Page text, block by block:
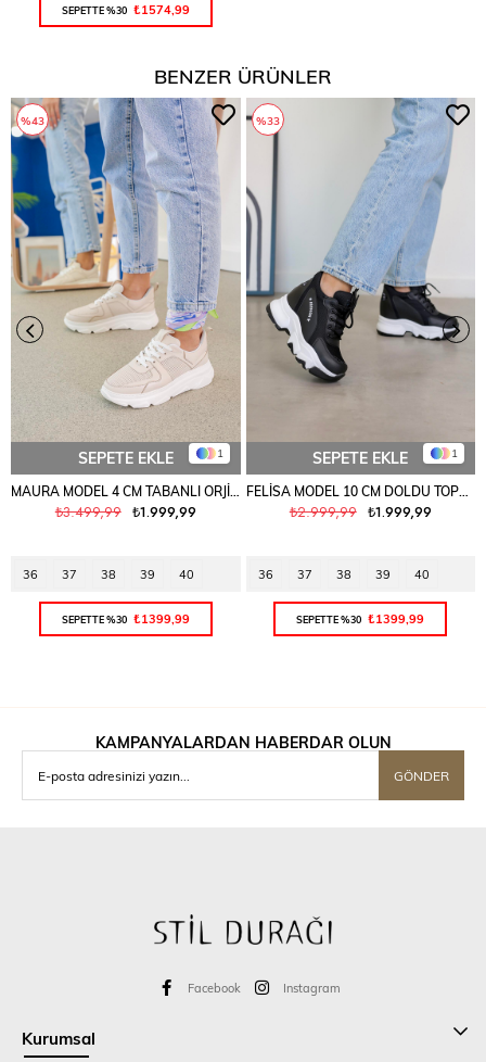
SEPETTE %30 ₺1574,99
BENZER ÜRÜNLER
1
SEPETE EKLE
MAURA MODEL 4 CM TABANLI ORJİNAL GERÇEK DERİ SPOR AYAKKABI TEN
₺1.999,99
₺3.499,99
36 37 38 39 40
SEPETTE %30 ₺1399,99
%43
1
SEPETE EKLE
FELİSA MODEL 10 CM DOLDU TOPUK YENİ SEZON SNEAKERS SPOR AYAKKABI SYH.FİLE
₺1.999,99
₺2.999,99
36 37 38 39 40
SEPETTE %30 ₺1399,99
%33
KAMPANYALARDAN HABERDAR OLUN
GÖNDER
Facebook Instagram
Kurumsal